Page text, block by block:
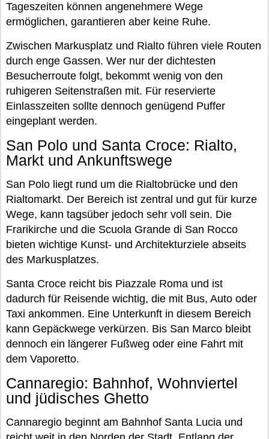
Tageszeiten können angenehmere Wege
ermöglichen, garantieren aber keine Ruhe.
Zwischen Markusplatz und Rialto führen viele Routen
durch enge Gassen. Wer nur der dichtesten
Besucherroute folgt, bekommt wenig von den
ruhigeren Seitenstraßen mit. Für reservierte
Einlasszeiten sollte dennoch genügend Puffer
eingeplant werden.
San Polo und Santa Croce: Rialto,
Markt und Ankunftswege
San Polo liegt rund um die Rialtobrücke und den
Rialtomarkt. Der Bereich ist zentral und gut für kurze
Wege, kann tagsüber jedoch sehr voll sein. Die
Frarikirche und die Scuola Grande di San Rocco
bieten wichtige Kunst- und Architekturziele abseits
des Markusplatzes.
Santa Croce reicht bis Piazzale Roma und ist
dadurch für Reisende wichtig, die mit Bus, Auto oder
Taxi ankommen. Eine Unterkunft in diesem Bereich
kann Gepäckwege verkürzen. Bis San Marco bleibt
dennoch ein längerer Fußweg oder eine Fahrt mit
dem Vaporetto.
Cannaregio: Bahnhof, Wohnviertel
und jüdisches Ghetto
Cannaregio beginnt am Bahnhof Santa Lucia und